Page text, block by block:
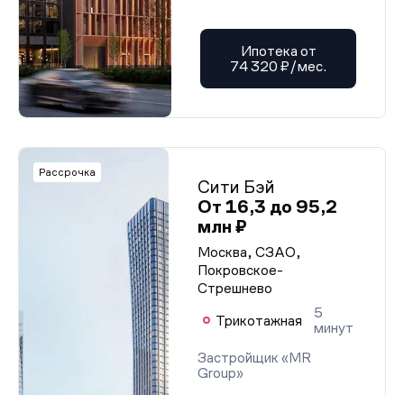
Ипотека от
74 320 ₽/мес.
Рассрочка
Сити Бэй
От 16,3 до 95,2
млн ₽
Москва, СЗАО,
Покровское-
Стрешнево
Трикотажная
5
минут
Застройщик «MR
Group»